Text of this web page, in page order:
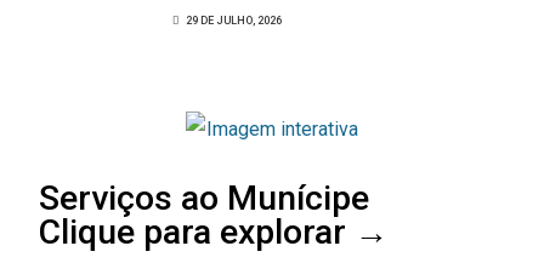
combustível na EN108
29 DE JULHO, 2026
Serviços ao Munícipe
Clique para explorar →